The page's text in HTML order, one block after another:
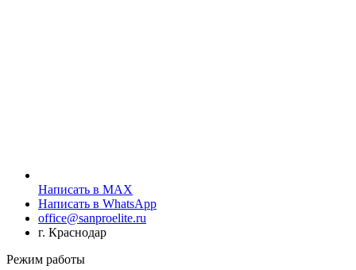
Написать в MAX
Написать в WhatsApp
office@sanproelite.ru
г. Краснодар
Режим работы